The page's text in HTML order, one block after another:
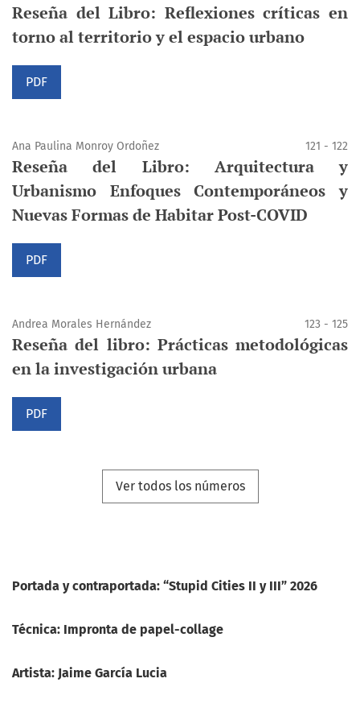
Reseña del Libro: Reflexiones críticas en
torno al territorio y el espacio urbano
PDF
Ana Paulina Monroy Ordoñez 121 - 122
Reseña del Libro: Arquitectura y
Urbanismo Enfoques Contemporáneos y
Nuevas Formas de Habitar Post-COVID
PDF
Andrea Morales Hernández 123 - 125
Reseña del libro: Prácticas metodológicas
en la investigación urbana
PDF
Ver todos los números
Portada y contraportada: “Stupid Cities II y III” 2026
Técnica: Impronta de papel-collage
Artista: Jaime García Lucia